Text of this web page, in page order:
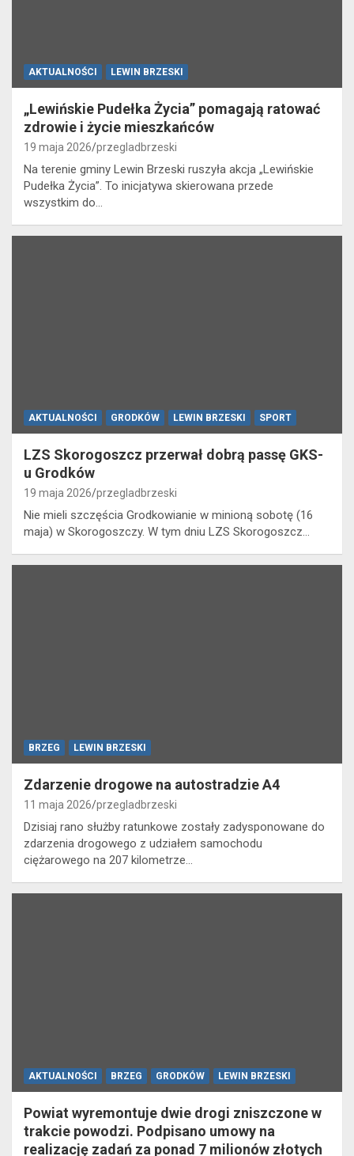
AKTUALNOŚCI LEWIN BRZESKI
„Lewińskie Pudełka Życia” pomagają ratować
zdrowie i życie mieszkańców
19 maja 2026 przegladbrzeski
Na terenie gminy Lewin Brzeski ruszyła akcja „Lewińskie
Pudełka Życia”. To inicjatywa skierowana przede
wszystkim do…
AKTUALNOŚCI GRODKÓW LEWIN BRZESKI SPORT
LZS Skorogoszcz przerwał dobrą passę GKS-
u Grodków
19 maja 2026 przegladbrzeski
Nie mieli szczęścia Grodkowianie w minioną sobotę (16
maja) w Skorogoszczy. W tym dniu LZS Skorogoszcz…
BRZEG LEWIN BRZESKI
Zdarzenie drogowe na autostradzie A4
11 maja 2026 przegladbrzeski
Dzisiaj rano służby ratunkowe zostały zadysponowane do
zdarzenia drogowego z udziałem samochodu
ciężarowego na 207 kilometrze…
AKTUALNOŚCI BRZEG GRODKÓW LEWIN BRZESKI
Powiat wyremontuje dwie drogi zniszczone w
trakcie powodzi. Podpisano umowy na
realizację zadań za ponad 7 milionów złotych